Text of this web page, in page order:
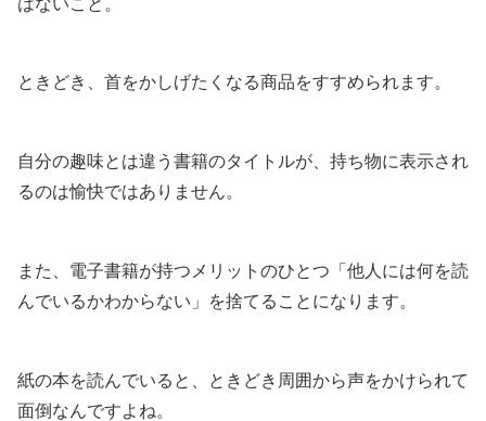
ときどき、首をかしげたくなる商品をすすめられます。
自分の趣味とは違う書籍のタイトルが、持ち物に表示され
るのは愉快ではありません。
また、電子書籍が持つメリットのひとつ「他人には何を読
んでいるかわからない」を捨てることになります。
紙の本を読んでいると、ときどき周囲から声をかけられて
面倒なんですよね。